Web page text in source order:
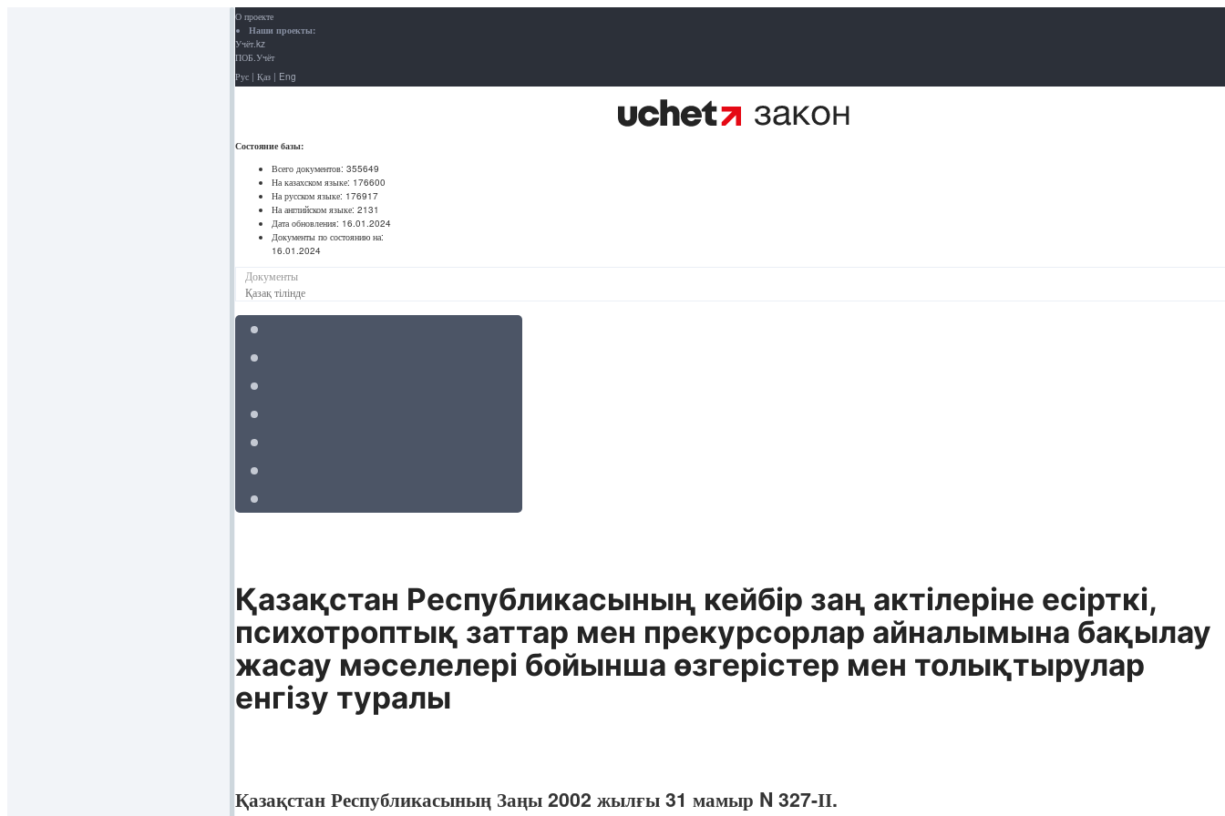
О проекте
Наши проекты:
Учёт.kz
ПОБ.Учёт
Рус | Қаз | Eng
Состояние базы:
Всего документов: 355649
На казахском языке: 176600
На русском языке: 176917
На английском языке: 2131
Дата обновления: 16.01.2024
Документы по состоянию на:
16.01.2024
Документы
Қазақ тілінде
Қазақстан Республикасының кейбір заң актілеріне есірткі,
психотроптық заттар мен прекурсорлар айналымына бақылау
жасау мәселелері бойынша өзгерістер мен толықтырулар
енгізу туралы
Қазақстан Республикасының Заңы 2002 жылғы 31 мамыр N 327-ІІ.